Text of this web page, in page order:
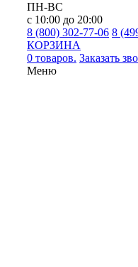
ПН-ВС
с 10:00 до 20:00
8 (800) 302-77-06 8
КОРЗИНА
0 товаров. Заказать
Меню